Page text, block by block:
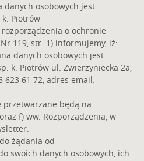
danych osobowych jest
Piotrów
o ochronie
119, str. 1) informujemy, iż:
danych osobowych jest
k. Piotrów ul. Zwierzyniecka 2a,
623 61 72, adres email:
przetwarzane będą na
f) ww. Rozporządzenia, w
żądania od
swoich danych osobowych, ich